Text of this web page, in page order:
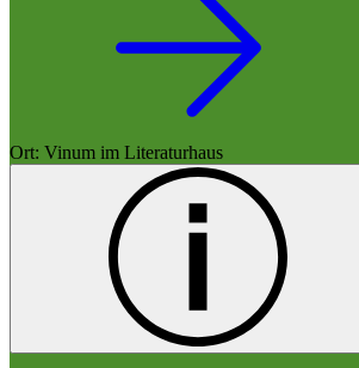
Ort: Vinum im Literaturhaus